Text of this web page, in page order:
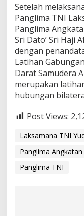
a
r
a
M
a
l
a
y
s
i
a
Setelah
Panglima TNI
Panglima
Sri Dato’ Sri Haji
dengan
Latihan
Darat Samudera
merupakan
hubungan
Post Views:
Laksamana TNI
Panglima
Panglima TNI